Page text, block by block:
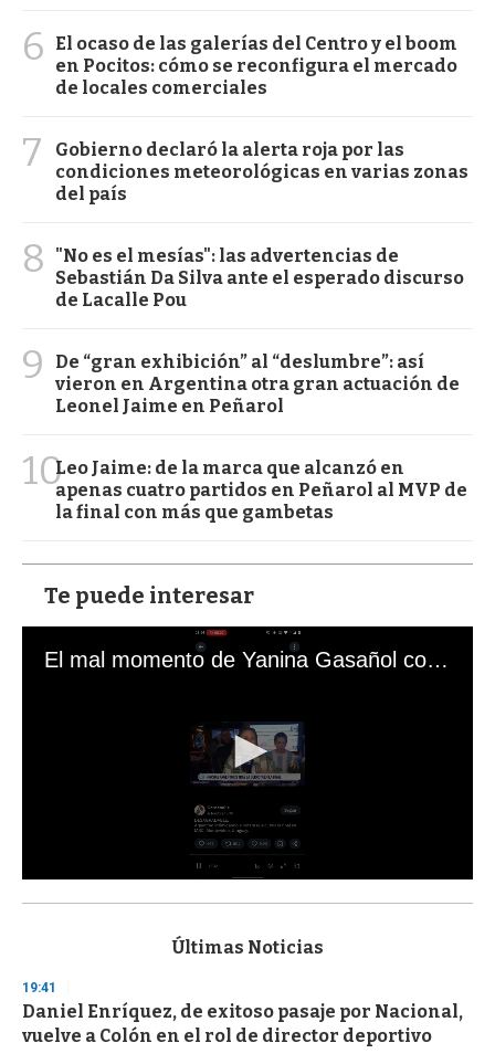
6
El ocaso de las galerías del Centro y el boom
en Pocitos: cómo se reconfigura el mercado
de locales comerciales
7
Gobierno declaró la alerta roja por las
condiciones meteorológicas en varias zonas
del país
8
"No es el mesías": las advertencias de
Sebastián Da Silva ante el esperado discurso
de Lacalle Pou
9
De “gran exhibición” al “deslumbre”: así
vieron en Argentina otra gran actuación de
Leonel Jaime en Peñarol
10Leo Jaime: de la marca que alcanzó en
apenas cuatro partidos en Peñarol al MVP de
la final con más que gambetas
Te puede interesar
El mal momento de Yanina Gasañol con un hincha argentino en "Subrayado"
s
d
s
o
f
Últimas Noticias
19:41
Daniel Enríquez, de exitoso pasaje por Nacional,
vuelve a Colón en el rol de director deportivo